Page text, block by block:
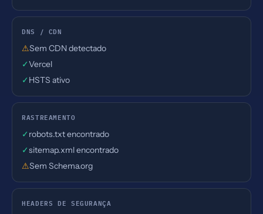
DNS / CDN
⚠Sem CDN detectado
✓Vercel
✓ HSTS ativo
RASTREAMENTO
✓ robots.txt encontrado
✓sitemap.xml encontrado
⚠Sem Schema.org
HEADERS DE SEGURANÇA